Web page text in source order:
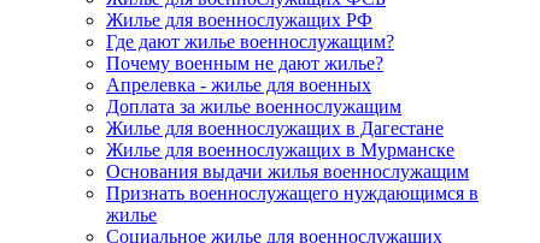
Жилье для военнослужащих РФ
Где дают жилье военнослужащим?
Почему военным не дают жилье?
Апрелевка - жилье для военных
Доплата за жилье военнослужащим
Жилье для военнослужащих в Дагестане
Жилье для военнослужащих в Мурманске
Основания выдачи жилья военнослужащим
Признать военнослужащего нуждающимся в
жилье
Социальное жилье для военнослужащих